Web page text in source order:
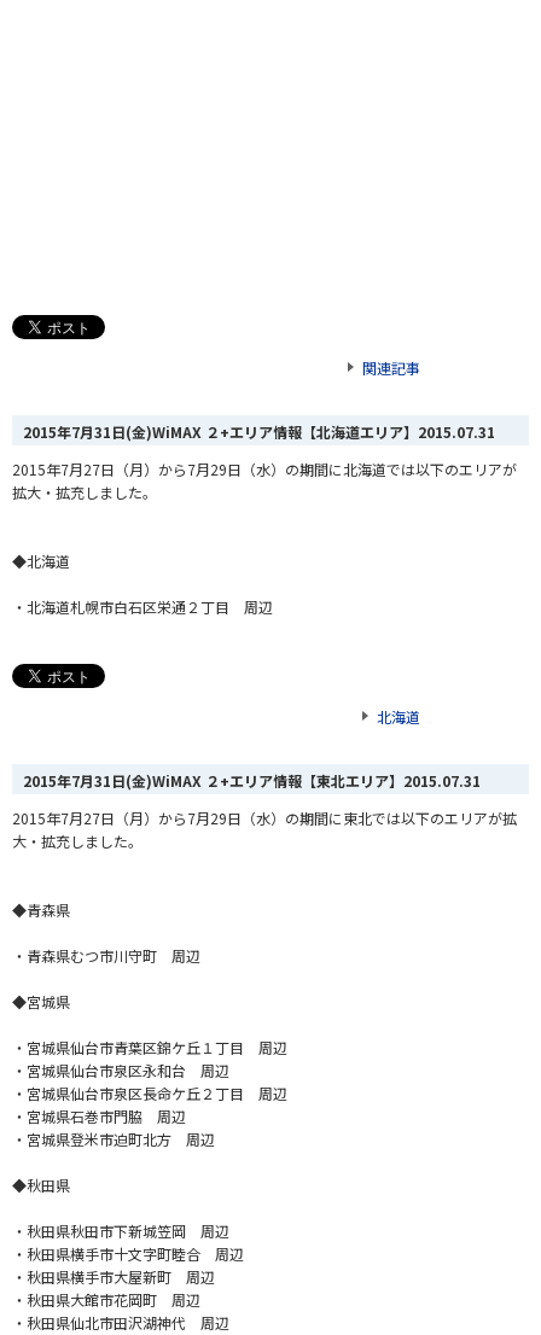
関連記事
2015年7月31日(金)WiMAX ２+エリア情報【北海道エリア】 2015.07.31
2015年7月27日（月）から7月29日（水）の期間に北海道では以下のエリアが
拡大・拡充しました。
◆北海道
・北海道札幌市白石区栄通２丁目 周辺
北海道
2015年7月31日(金)WiMAX ２+エリア情報【東北エリア】 2015.07.31
2015年7月27日（月）から7月29日（水）の期間に東北では以下のエリアが拡
大・拡充しました。
◆青森県
・青森県むつ市川守町 周辺
◆宮城県
・宮城県仙台市青葉区錦ケ丘１丁目 周辺
・宮城県仙台市泉区永和台 周辺
・宮城県仙台市泉区長命ケ丘２丁目 周辺
・宮城県石巻市門脇 周辺
・宮城県登米市迫町北方 周辺
◆秋田県
・秋田県秋田市下新城笠岡 周辺
・秋田県横手市十文字町睦合 周辺
・秋田県横手市大屋新町 周辺
・秋田県大館市花岡町 周辺
・秋田県仙北市田沢湖神代 周辺